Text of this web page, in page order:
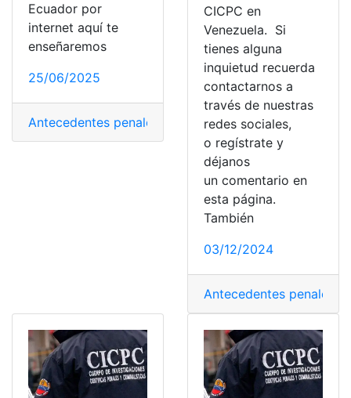
Ecuador por
internet aquí te
enseñaremos
25/06/2025
Antecedentes penales Consultas,Ecuador,
CICPC en
Venezuela. Si
tienes alguna
inquietud recuerda
contactarnos a
través de nuestras
redes sociales,
o regístrate y
déjanos
un comentario en
esta página.
También
03/12/2024
Antecedentes penales